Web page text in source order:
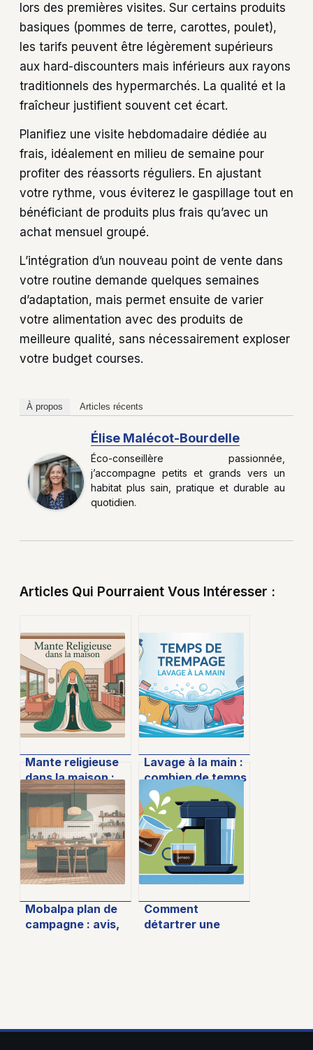
lors des premières visites. Sur certains produits
basiques (pommes de terre, carottes, poulet),
les tarifs peuvent être légèrement supérieurs
aux hard-discounters mais inférieurs aux rayons
traditionnels des hypermarchés. La qualité et la
fraîcheur justifient souvent cet écart.
Planifiez une visite hebdomadaire dédiée au
frais, idéalement en milieu de semaine pour
profiter des réassorts réguliers. En ajustant
votre rythme, vous éviterez le gaspillage tout en
bénéficiant de produits plus frais qu’avec un
achat mensuel groupé.
L’intégration d’un nouveau point de vente dans
votre routine demande quelques semaines
d’adaptation, mais permet ensuite de varier
votre alimentation avec des produits de
meilleure qualité, sans nécessairement exploser
votre budget courses.
À propos Articles récents
Élise Malécot-Bourdelle
Éco-conseillère passionnée,
j’accompagne petits et grands vers un
habitat plus sain, pratique et durable au
quotidien.
Articles Qui Pourraient Vous Intéresser :
Mante religieuse
dans la maison :
signification,
risques et
conseils pratiques
Lavage à la main :
combien de temps
laisser tremper
sans abîmer le
linge
Mobalpa plan de
campagne : avis,
Comment
détartrer une